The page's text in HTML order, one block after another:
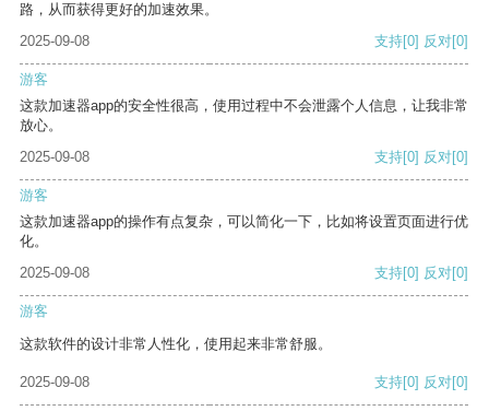
路，从而获得更好的加速效果。
2025-09-08
支持[0] 反对[0]
游客
这款加速器app的安全性很高，使用过程中不会泄露个人信息，让我非常
放心。
2025-09-08
支持[0] 反对[0]
游客
这款加速器app的操作有点复杂，可以简化一下，比如将设置页面进行优
化。
2025-09-08
支持[0] 反对[0]
游客
这款软件的设计非常人性化，使用起来非常舒服。
2025-09-08 支持[0] 反对[0]